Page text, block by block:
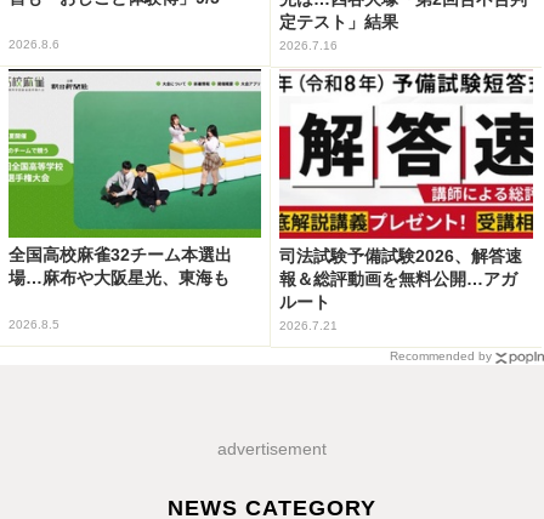
2026.8.6
定テスト」結果
2026.7.16
全国高校麻雀32チーム本選出
場…麻布や大阪星光、東海も
2026.8.5
司法試験予備試験2026、解答速
報＆総評動画を無料公開…アガ
ルート
2026.7.21
Recommended by
advertisement
NEWS CATEGORY